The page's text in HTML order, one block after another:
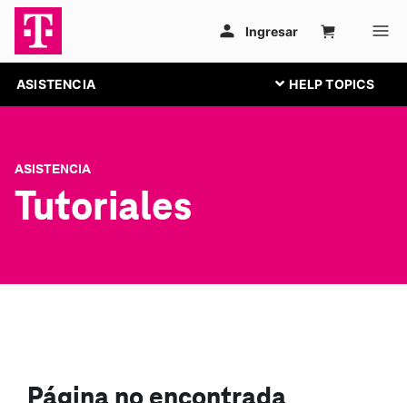
ASISTENCIA
ASISTENCIA
Tutoriales